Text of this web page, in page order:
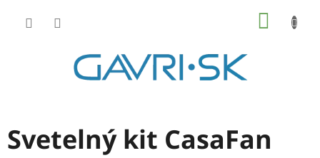
Svetelný kit CasaFan